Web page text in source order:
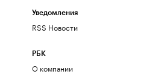
Уведомления
RSS Новости
РБК
О компании